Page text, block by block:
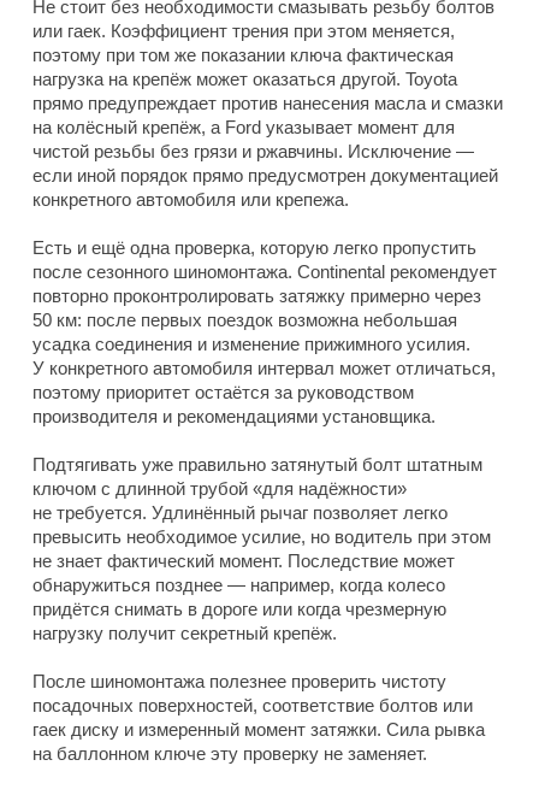
Не стоит без необходимости смазывать резьбу болтов
или гаек. Коэффициент трения при этом меняется,
поэтому при том же показании ключа фактическая
нагрузка на крепёж может оказаться другой. Toyota
прямо предупреждает против нанесения масла и смазки
на колёсный крепёж, а Ford указывает момент для
чистой резьбы без грязи и ржавчины. Исключение —
если иной порядок прямо предусмотрен документацией
конкретного автомобиля или крепежа.
Есть и ещё одна проверка, которую легко пропустить
после сезонного шиномонтажа. Continental рекомендует
повторно проконтролировать затяжку примерно через
50 км: после первых поездок возможна небольшая
усадка соединения и изменение прижимного усилия.
У конкретного автомобиля интервал может отличаться,
поэтому приоритет остаётся за руководством
производителя и рекомендациями установщика.
Подтягивать уже правильно затянутый болт штатным
ключом с длинной трубой «для надёжности»
не требуется. Удлинённый рычаг позволяет легко
превысить необходимое усилие, но водитель при этом
не знает фактический момент. Последствие может
обнаружиться позднее — например, когда колесо
придётся снимать в дороге или когда чрезмерную
нагрузку получит секретный крепёж.
После шиномонтажа полезнее проверить чистоту
посадочных поверхностей, соответствие болтов или
гаек диску и измеренный момент затяжки. Сила рывка
на баллонном ключе эту проверку не заменяет.